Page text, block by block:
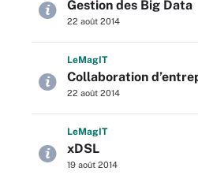
Gestion des Big Data
22 août 2014
LeMagIT
Collaboration
22 août 2014
LeMagIT
xDSL
19 août 2014